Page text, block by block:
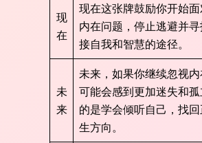
现
在
现在这张牌鼓励你开始
内在问题，停止逃避并
接自我和智慧的途径。
未
来
未来，如果你继续忽视内
可能会感到更加迷失和
的是学会倾听自己，找回
生方向。